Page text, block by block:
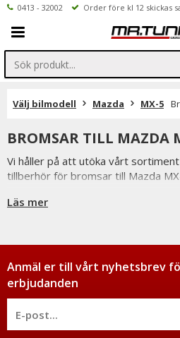
0413 - 32002 Order före kl 12 skickas
Välj bilmodell Mazda MX-5
BROMSAR TILL MAZDA
Vi håller på att utöka vårt
tillberhör för bromsar till Mazda
Hittar ni ej vad ni söker är ni
Läs mer
Anmäl er till vårt nyhetsbrev
erbjudanden